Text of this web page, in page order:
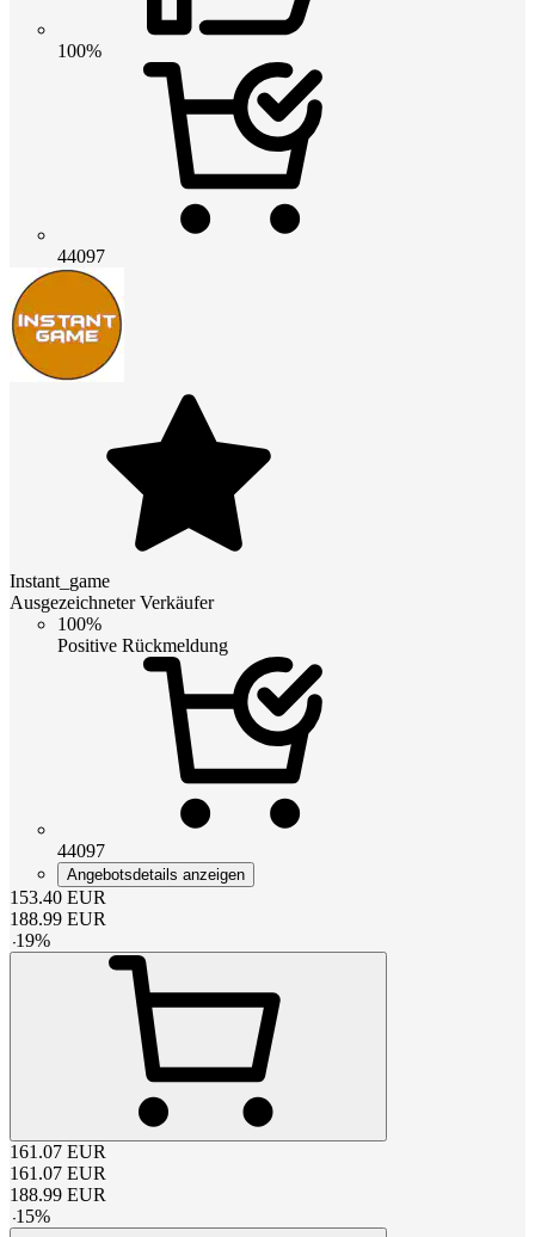
100%
44097
Instant_game
Ausgezeichneter Verkäufer
100%
Positive Rückmeldung
44097
Angebotsdetails anzeigen
153.40 EUR
188.99 EUR
-19%
161.07 EUR
161.07 EUR
188.99 EUR
-15%